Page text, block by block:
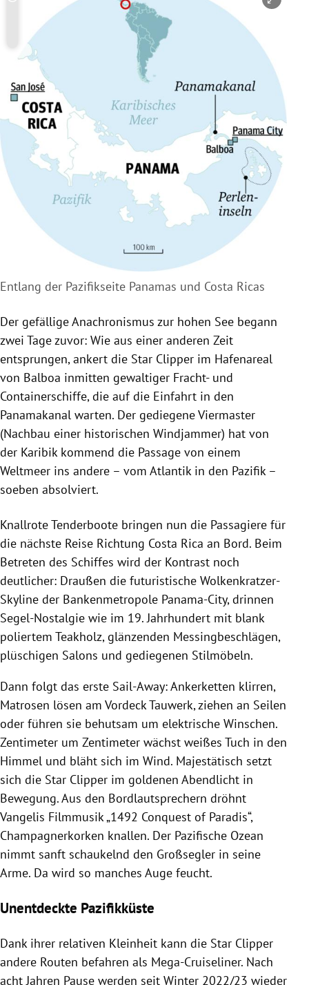
Copyright-Hinweis öffnen/schließen
Entlang der Pazifikseite Panamas und Costa Ricas
Der gefällige Anachronismus zur hohen See begann
zwei Tage zuvor: Wie aus einer anderen Zeit
entsprungen, ankert die Star Clipper im Hafenareal
von Balboa inmitten gewaltiger Fracht- und
Containerschiffe, die auf die Einfahrt in den
Panamakanal warten. Der gediegene Viermaster
(Nachbau einer historischen Windjammer) hat von
der Karibik kommend die Passage von einem
Weltmeer ins andere – vom Atlantik in den Pazifik –
soeben absolviert.
Knallrote Tenderboote bringen nun die Passagiere für
die nächste Reise Richtung Costa Rica an Bord. Beim
Betreten des Schiffes wird der Kontrast noch
deutlicher: Draußen die futuristische Wolkenkratzer-
Skyline der Bankenmetropole Panama-City, drinnen
Segel-Nostalgie wie im 19. Jahrhundert mit blank
poliertem Teakholz, glänzenden Messingbeschlägen,
plüschigen Salons und gediegenen Stilmöbeln.
Dann folgt das erste Sail-Away: Ankerketten klirren,
Matrosen lösen am Vordeck Tauwerk, ziehen an Seilen
oder führen sie behutsam um elektrische Winschen.
Zentimeter um Zentimeter wächst weißes Tuch in den
Himmel und bläht sich im Wind. Majestätisch setzt
sich die Star Clipper im goldenen Abendlicht in
Bewegung. Aus den Bordlautsprechern dröhnt
Vangelis Filmmusik „1492 Conquest of Paradis“,
Champagnerkorken knallen. Der Pazifische Ozean
nimmt sanft schaukelnd den Großsegler in seine
Arme. Da wird so manches Auge feucht.
Unentdeckte Pazifikküste
Dank ihrer relativen Kleinheit kann die Star Clipper
andere Routen befahren als Mega-Cruiseliner. Nach
acht Jahren Pause werden seit Winter 2022/23 wieder